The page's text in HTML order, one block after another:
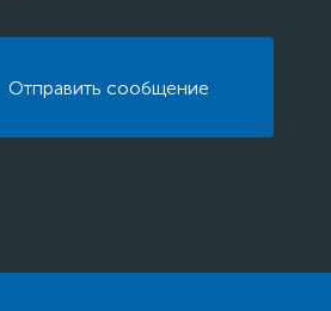
Отправить сообщение